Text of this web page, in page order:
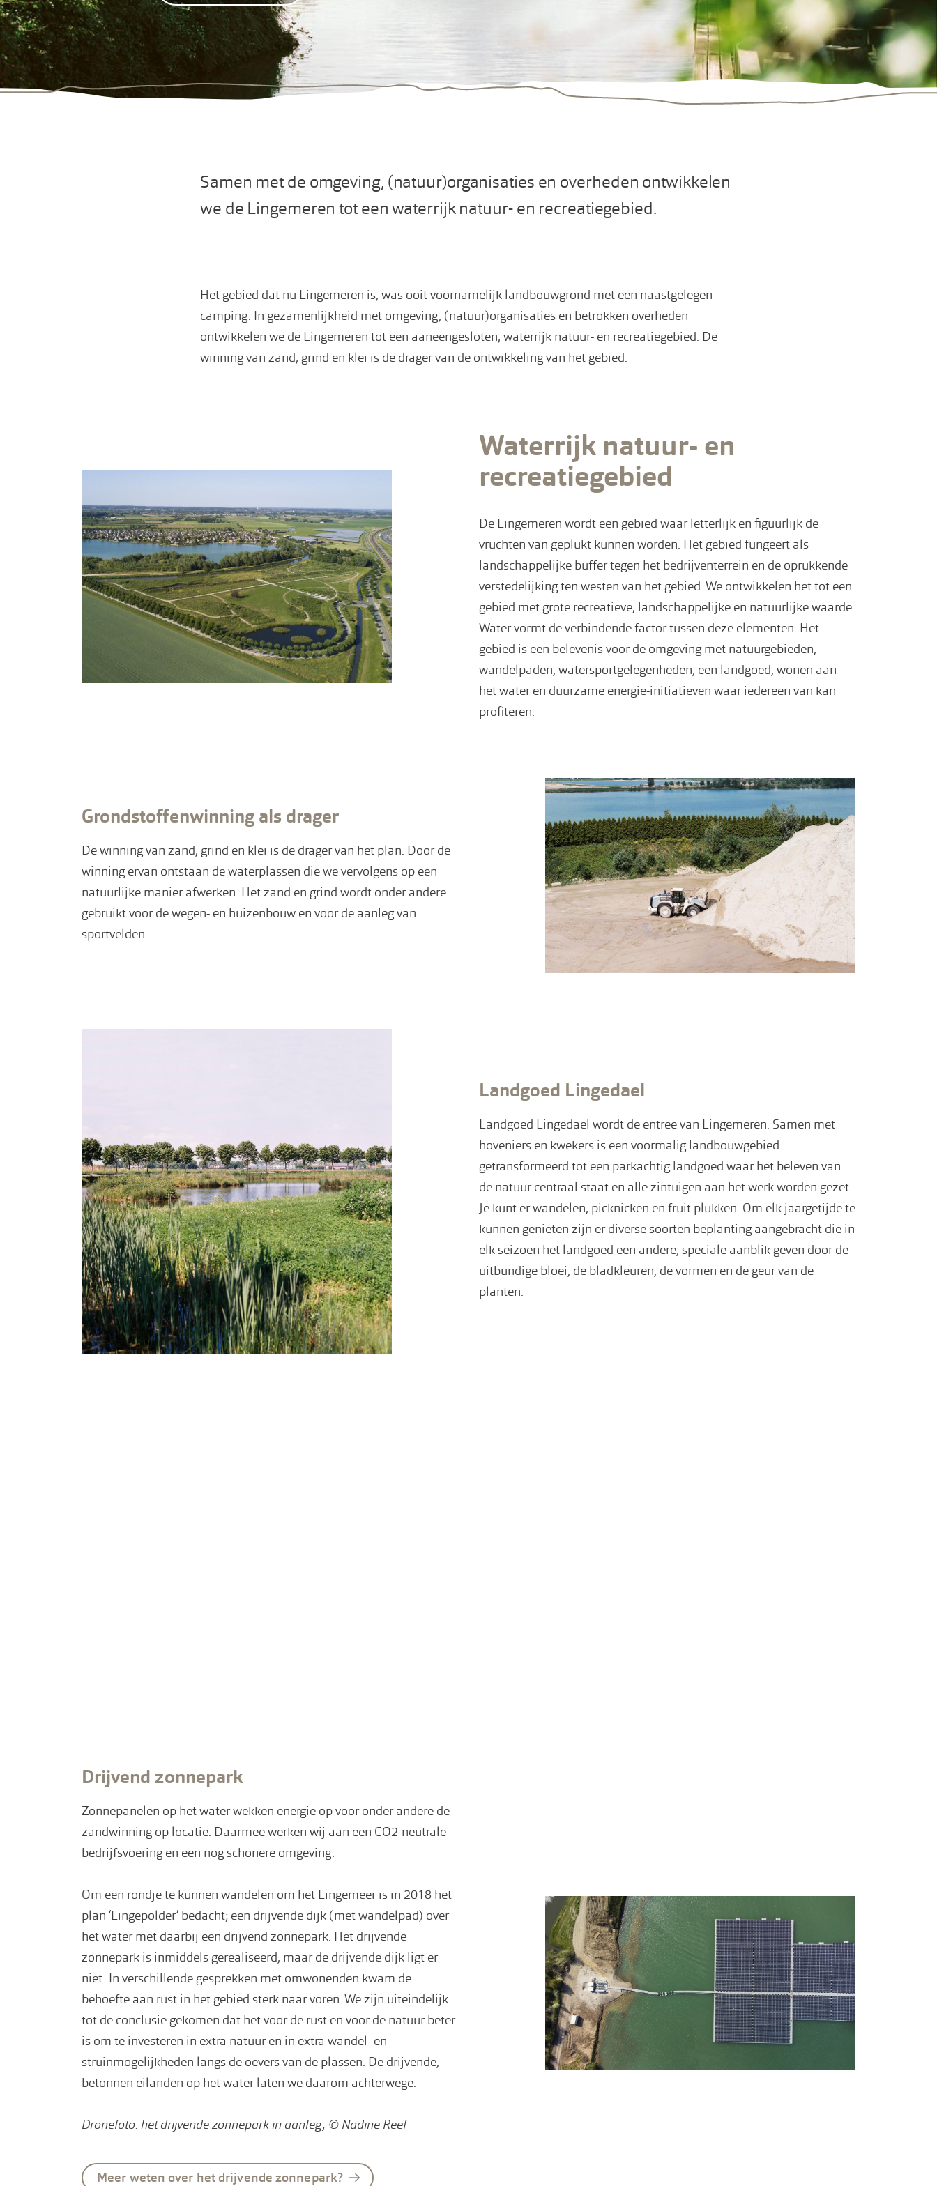
Samen met de omgeving, (natuur)organisaties en overheden ontwikkelen
we de Lingemeren tot een waterrijk natuur- en recreatiegebied.
Het gebied dat nu Lingemeren is, was ooit voornamelijk landbouwgrond met een naastgelegen
camping. In gezamenlijkheid met omgeving, (natuur)organisaties en betrokken overheden
ontwikkelen we de Lingemeren tot een aaneengesloten, waterrijk natuur- en recreatiegebied. De
winning van zand, grind en klei is de drager van de ontwikkeling van het gebied.
Waterrijk natuur- en
recreatiegebied
De Lingemeren wordt een gebied waar letterlijk en figuurlijk de
vruchten van geplukt kunnen worden. Het gebied fungeert als
landschappelijke buffer tegen het bedrijventerrein en de oprukkende
verstedelijking ten westen van het gebied. We ontwikkelen het tot een
gebied met grote recreatieve, landschappelijke en natuurlijke waarde.
Water vormt de verbindende factor tussen deze elementen. Het
gebied is een belevenis voor de omgeving met natuurgebieden,
wandelpaden, watersportgelegenheden, een landgoed, wonen aan
het water en duurzame energie-initiatieven waar iedereen van kan
profiteren.
Grondstoffenwinning als drager
De winning van zand, grind en klei is de drager van het plan. Door de
winning ervan ontstaan de waterplassen die we vervolgens op een
natuurlijke manier afwerken. Het zand en grind wordt onder andere
gebruikt voor de wegen- en huizenbouw en voor de aanleg van
sportvelden.
Landgoed Lingedael
Landgoed Lingedael wordt de entree van Lingemeren. Samen met
hoveniers en kwekers is een voormalig landbouwgebied
getransformeerd tot een parkachtig landgoed waar het beleven van
de natuur centraal staat en alle zintuigen aan het werk worden gezet.
Je kunt er wandelen, picknicken en fruit plukken. Om elk jaargetijde te
kunnen genieten zijn er diverse soorten beplanting aangebracht die in
elk seizoen het landgoed een andere, speciale aanblik geven door de
uitbundige bloei, de bladkleuren, de vormen en de geur van de
planten.
Drijvend zonnepark
Zonnepanelen op het water wekken energie op voor onder andere de
zandwinning op locatie. Daarmee werken wij aan een CO2-neutrale
bedrijfsvoering en een nog schonere omgeving.
Om een rondje te kunnen wandelen om het Lingemeer is in 2018 het
plan ‘Lingepolder’ bedacht; een drijvende dijk (met wandelpad) over
het water met daarbij een drijvend zonnepark. Het drijvende
zonnepark is inmiddels gerealiseerd, maar de drijvende dijk ligt er
niet. In verschillende gesprekken met omwonenden kwam de
behoefte aan rust in het gebied sterk naar voren. We zijn uiteindelijk
tot de conclusie gekomen dat het voor de rust en voor de natuur beter
is om te investeren in extra natuur en in extra wandel- en
struinmogelijkheden langs de oevers van de plassen. De drijvende,
betonnen eilanden op het water laten we daarom achterwege.
Dronefoto: het drijvende zonnepark in aanleg, © Nadine Reef
Meer weten over het drijvende zonnepark?